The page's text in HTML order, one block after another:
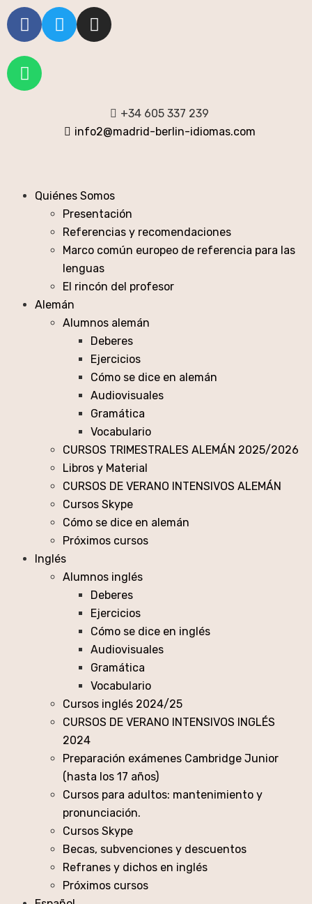
+34 605 337 239
info2@madrid-berlin-idiomas.com
Quiénes Somos
Presentación
Referencias y recomendaciones
Marco común europeo de referencia para las
lenguas
El rincón del profesor
Alemán
Alumnos alemán
Deberes
Ejercicios
Cómo se dice en alemán
Audiovisuales
Gramática
Vocabulario
CURSOS TRIMESTRALES ALEMÁN 2025/2026
Libros y Material
CURSOS DE VERANO INTENSIVOS ALEMÁN
Cursos Skype
Cómo se dice en alemán
Próximos cursos
Inglés
Alumnos inglés
Deberes
Ejercicios
Cómo se dice en inglés
Audiovisuales
Gramática
Vocabulario
Cursos inglés 2024/25
CURSOS DE VERANO INTENSIVOS INGLÉS
2024
Preparación exámenes Cambridge Junior
(hasta los 17 años)
Cursos para adultos: mantenimiento y
pronunciación.
Cursos Skype
Becas, subvenciones y descuentos
Refranes y dichos en inglés
Próximos cursos